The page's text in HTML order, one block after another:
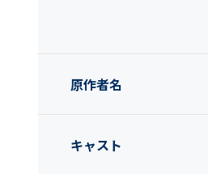
原作者名
キャスト